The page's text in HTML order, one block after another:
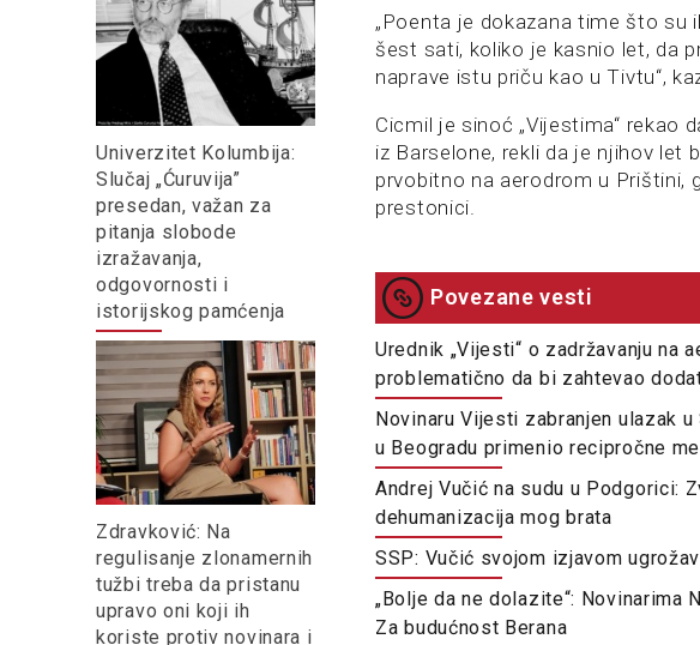
Univerzitet Kolumbija:
Slučaj „Ćuruvija”
presedan, važan za
pitanja slobode
izražavanja,
odgovornosti i
istorijskog pamćenja
Zdravković: Na
regulisanje zlonamernih
tužbi treba da pristanu
upravo oni koji ih
koriste protiv novinara i
„Poenta je dokazana time što su
šest sati, koliko je kasnio let, da
naprave istu priču kao u Tivtu“,
Cicmil je sinoć „Vijestima“ rekao
iz Barselone, rekli da je njihov let
prvobitno na aerodrom u Prištini,
prestonici.
Povezane vesti
Urednik „Vijesti“ o zadržavanju na
problematično da bi zahtevao
Novinaru Vijesti zabranjen ulazak
u Beogradu primenio recipročne
Andrej Vučić na sudu u Podgorici:
dehumanizacija mog brata
SSP: Vučić svojom izjavom
„Bolje da ne dolazite“: Novinarima
Za budućnost Berana